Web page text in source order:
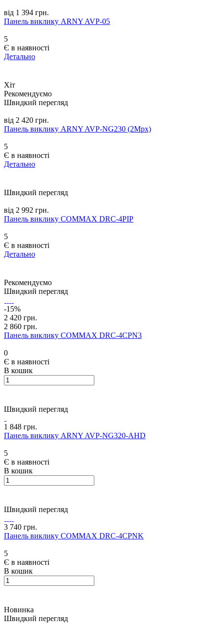
від 1 394 грн.
Панель виклику ARNY AVP-05
5
Є в наявності
Детально
Хіт
Рекомендуємо
Швидкий перегляд
від 2 420 грн.
Панель виклику ARNY AVP-NG230 (2Mpx)
5
Є в наявності
Детально
Швидкий перегляд
від 2 992 грн.
Панель виклику COMMAX DRC-4PIP
5
Є в наявності
Детально
Рекомендуємо
Швидкий перегляд
-15%
2 420 грн.
2 860 грн.
Панель виклику COMMAX DRC-4CPN3
0
Є в наявності
В кошик
Швидкий перегляд
1 848 грн.
Панель виклику ARNY AVP-NG320-AHD
5
Є в наявності
В кошик
Швидкий перегляд
3 740 грн.
Панель виклику COMMAX DRC-4CPNK
5
Є в наявності
В кошик
Новинка
Швидкий перегляд